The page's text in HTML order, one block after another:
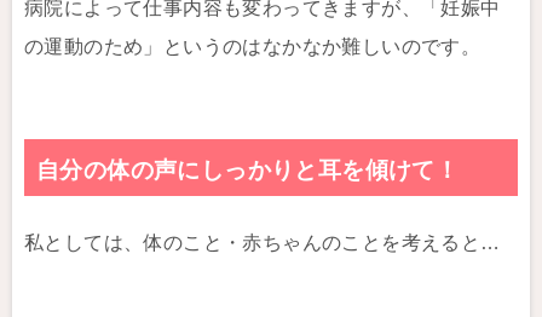
病院によって仕事内容も変わってきますが、「妊娠中
の運動のため」というのはなかなか難しいのです。
自分の体の声にしっかりと耳を傾けて！
私としては、体のこと・赤ちゃんのことを考えると…